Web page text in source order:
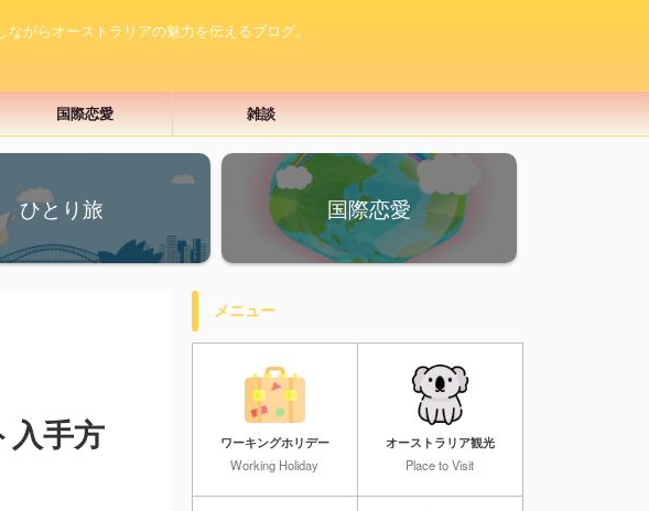
がらオーストラリアの魅力を伝えるブログ。
国際恋愛 雑談
ひとり旅 国際恋愛
入手方
メニュー
ワーキングホリデー
Working Holiday
オーストラリア観光
Place to Visit